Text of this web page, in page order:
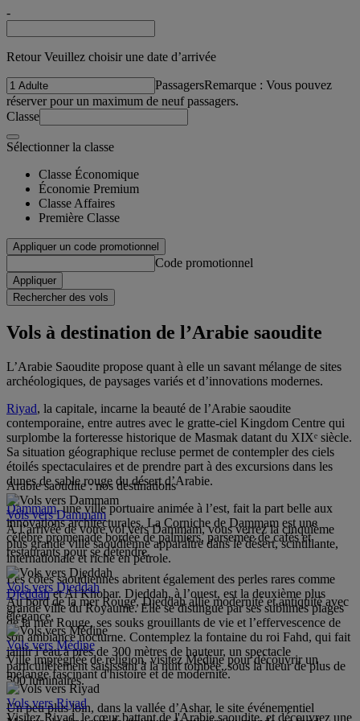
-
Retour Veuillez choisir une date d’arrivée
PassagersRemarque : Vous pouvez
réserver pour un maximum de neuf passagers.
Classe
Sélectionner la classe
Classe Économique
Économie Premium
Classe Affaires
Première Classe
Appliquer un code promotionnel
Code promotionnel
Appliquer
Rechercher des vols
Vols à destination de l’Arabie saoudite
L’Arabie Saoudite propose quant à elle un savant mélange de sites
archéologiques, de paysages variés et d’innovations modernes.
Riyad, la capitale, incarne la beauté de l’Arabie saoudite
contemporaine, entre autres avec le gratte-ciel Kingdom Centre qui
surplombe la forteresse historique de Masmak datant du XIXᵉ siècle.
Sa situation géographique recluse permet de contempler des ciels
étoilés spectaculaires et de prendre part à des excursions dans les
dunes de sable rouge du désert d’Arabie.
Dammam, une ville portuaire animée à l’est, fait la part belle aux
innovations architecturales. La Corniche de Dammam est une
célèbre promenade bordée de palmiers, parsemée de cafés et
restaurants pour se détendre.
Les côtes saoudiennes abritent également des perles rares comme
Djeddahet Al Khobar. Djeddah, à l’ouest, est la deuxième plus
grande ville du Royaume. Elle se distingue par ses sublimes plages
de la mer Rouge, ses souks grouillants de vie et l’effervescence de
son ambiance nocturne. Contemplez la fontaine du roi Fahd, qui fait
jaillir l’eau à près de 300 mètres de hauteur, un spectacle
particulièrement saisissant à la nuit tombée, sous la lueur de plus de
500 luminaires.
Un peu plus loin, dans la vallée d’Ashar, le site événementiel
Arabie saoudite : nos destinations
Vols vers Dammam
À l’arrivée de votre vol vers Dammam, vous verrez la cinquième
plus grande ville saoudienne apparaître dans le désert, scintillante,
internationale et riche en pétrole.
Vols vers Djeddah
Au bord de la mer Rouge, Djeddah allie modernité et antiquité avec
élégance.
Vols vers Médine
Ville imprégnée de religion, visitez Médine pour découvrir un
mélange fascinant d'histoire et de modernité.
Vols vers Riyad
Visitez Riyad, le cœur battant de l'Arabie saoudite, et découvrez une